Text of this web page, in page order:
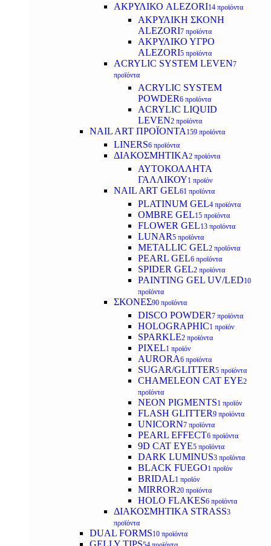
ΑΚΡΥΛΙΚΟ ALEZORI14 προϊόντα
ΑΚΡΥΛΙΚΗ ΣΚΟΝΗ
ALEZORI7 προϊόντα
ΑΚΡΥΛΙΚΟ ΥΓΡΟ
ALEZORI5 προϊόντα
ACRYLIC SYSTEM LEVEN7
προϊόντα
ACRYLIC SYSTEM
POWDER6 προϊόντα
ACRYLIC LIQUID
LEVEN2 προϊόντα
NAIL ART ΠΡΟΪΟΝΤΑ 159 προϊόντα
LINERS6 προϊόντα
ΔΙΑΚΟΣΜΗΤΙΚΑ2 προϊόντα
ΑΥΤΟΚΟΛΛΗΤΑ
ΓΑΛΛΙΚΟΥ1 προϊόν
NAIL ART GEL61 προϊόντα
PLATINUM GEL4 προϊόντα
OMBRE GEL15 προϊόντα
FLOWER GEL13 προϊόντα
LUNAR5 προϊόντα
METALLIC GEL2 προϊόντα
PEARL GEL6 προϊόντα
SPIDER GEL2 προϊόντα
PAINTING GEL UV/LED10
προϊόντα
ΣΚΟΝΕΣ90 προϊόντα
DISCO POWDER7 προϊόντα
HOLOGRAPHIC1 προϊόν
SPARKLE2 προϊόντα
PIXEL1 προϊόν
AURORA6 προϊόντα
SUGAR/GLITTER5 προϊόντα
CHAMELEON CAT EYE2
προϊόντα
NEON PIGMENTS1 προϊόν
FLASH GLITTER9 προϊόντα
UNICORN7 προϊόντα
PEARL EFFECT6 προϊόντα
9D CAT EYE5 προϊόντα
DARK LUMINUS3 προϊόντα
BLACK FUEGO1 προϊόν
BRIDAL1 προϊόν
MIRROR20 προϊόντα
HOLO FLAKES6 προϊόντα
ΔΙΑΚΟΣΜΗΤΙΚΑ STRASS3
προϊόντα
DUAL FORMS10 προϊόντα
GELLY TIPS